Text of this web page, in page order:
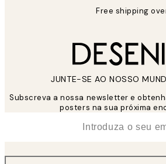
Free shipping
JUNTE-SE AO NOSSO
Subscreva a nossa newsletter e
posters na sua próxima